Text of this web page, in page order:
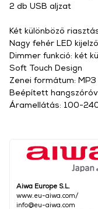
Aiwa Europe S.L.
www.eu-aiwa.com/
info@eu-aiwa.com
2 db USB aljzat
Két különböző
Nagy fehér LED kijelző
Dimmer funkció: két
Soft Touch Design
Zenei formátum:
Beépített
Áramellátás: 100-